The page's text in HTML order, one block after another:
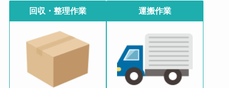
回収・整理作業 運搬作業